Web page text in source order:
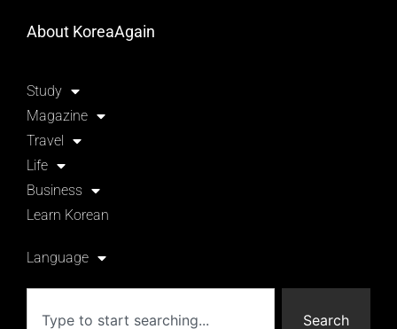
About KoreaAgain
Study
Magazine
Travel
Life
Business
Learn Korean
Language
Search